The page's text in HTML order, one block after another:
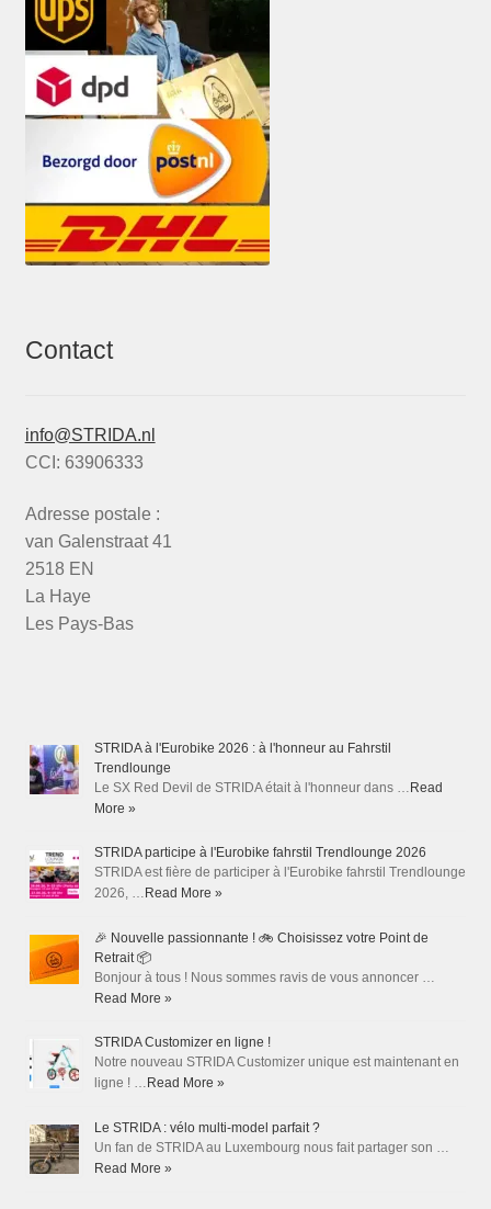
Contact
info@STRIDA.nl
CCI: 63906333
Adresse postale :
van Galenstraat 41
2518 EN
La Haye
Les Pays-Bas
STRIDA à l'Eurobike 2026 : à l'honneur au Fahrstil
Trendlounge
Le SX Red Devil de STRIDA était à l'honneur dans … Read
More »
STRIDA participe à l'Eurobike fahrstil Trendlounge 2026
STRIDA est fière de participer à l'Eurobike fahrstil Trendlounge
2026, … Read More »
🎉 Nouvelle passionnante ! 🚲 Choisissez votre Point de
Retrait 📦
Bonjour à tous ! Nous sommes ravis de vous annoncer …
Read More »
STRIDA Customizer en ligne !
Notre nouveau STRIDA Customizer unique est maintenant en
ligne ! … Read More »
Le STRIDA : vélo multi-model parfait ?
Un fan de STRIDA au Luxembourg nous fait partager son …
Read More »